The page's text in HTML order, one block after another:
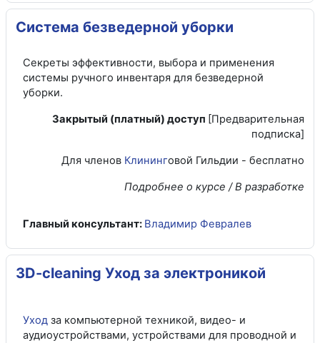
Система безведерной уборки
Секреты эффективности, выбора и применения
системы ручного инвентаря для безведерной
уборки.
Закрытый (платный) доступ [Предварительная
подписка]
Для членов Клининговой Гильдии - бесплатно
Подробнее о курсе / В разработке
Главный консультант: Владимир Февралев
3D-cleaning Уход за электроникой
Уход за компьютерной техникой, видео- и
аудиоустройствами, устройствами для проводной и